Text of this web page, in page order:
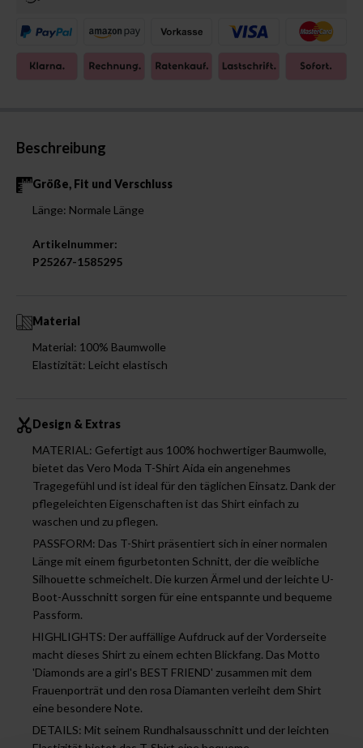
Beschreibung
Größe, Fit und Verschluss
Länge: Normale Länge
Artikelnummer:
P25267-1585295
Material
Material: 100% Baumwolle
Elastizität: Leicht elastisch
Design & Extras
MATERIAL: Gefertigt aus 100% hochwertiger Baumwolle,
bietet das Vero Moda T-Shirt Aida ein angenehmes
Tragegefühl und ist ideal für den täglichen Einsatz. Dank der
pflegeleichten Eigenschaften ist das Shirt einfach zu
waschen und zu pflegen.
PASSFORM: Das T-Shirt präsentiert sich in einer normalen
Länge mit einem figurbetonten Schnitt, der die weibliche
Silhouette schmeichelt. Die kurzen Ärmel und der leichte U-
Boot-Ausschnitt sorgen für eine entspannte und bequeme
Passform.
HIGHLIGHTS: Der auffällige Aufdruck auf der Vorderseite
macht dieses Shirt zu einem echten Blickfang. Das Motto
'Diamonds are a girl's BEST FRIEND' zusammen mit dem
Frauenporträt und den rosa Diamanten verleiht dem Shirt
eine besondere Note.
DETAILS: Mit seinem Rundhalsausschnitt und der leichten